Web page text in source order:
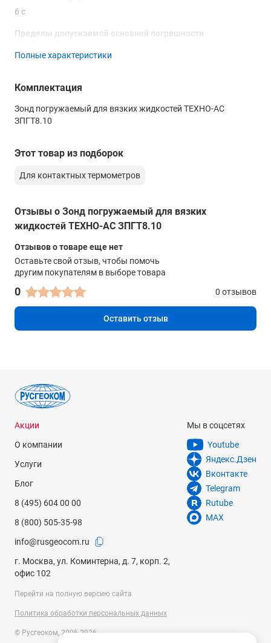
6 с
Пределы допускаемой основной погрешности
абсолютной ±0,5°С от -40 до +100°С
Длина кабеля
10 м
Полные характеристики
Комплектация
Зонд погружаемый для вязких жидкостей ТЕХНО-АС
ЗПГТ8.10
Этот товар из подборок
Для контактных термометров
Отзывы о Зонд погружаемый для вязких
жидкостей ТЕХНО-АС ЗПГТ8.10
Отзывов о товаре еще нет
Оставьте свой отзыв, чтобы помочь
другим покупателям в выборе товара
0 0 отзывов
Оставить отзыв
Акции
О компании
Услуги
Блог
8 (495) 604 00 00
8 (800) 505-35-98
info@rusgeocom.ru
г. Москва, ул. Коминтерна, д. 7, корп. 2,
офис 102
Мы в соцсетях
Youtube
Яндекс.Дзен
Вконтакте
Telegram
Rutube
MAX
Перейти на полную версию сайта
Политика обработки персональных данных
© Русгеоком, 2006-2026